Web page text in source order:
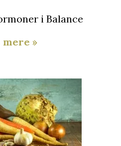
i Balance
mere »